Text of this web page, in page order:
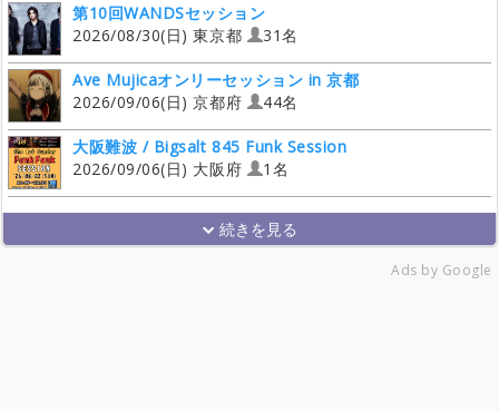
第10回WANDSセッション
2026/08/30(日) 東京都
31名
Ave Mujicaオンリーセッション in 京都
2026/09/06(日) 京都府
44名
大阪難波 / Bigsalt 845 Funk Session
2026/09/06(日) 大阪府
1名
Ads by Google